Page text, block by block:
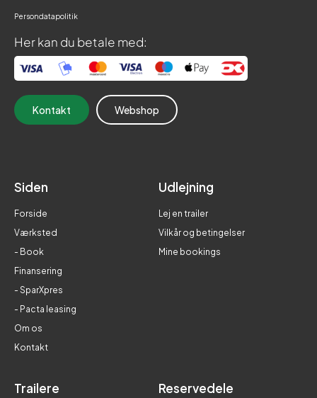
Persondatapolitik
Her kan du betale med:
Kontakt Webshop
Siden
Forside
Værksted
- Book
Finansering
- SparXpres
- Pacta leasing
Om os
Kontakt
Udlejning
Lej en trailer
Vilkår og betingelser
Mine bookings
Trailere Reservedele